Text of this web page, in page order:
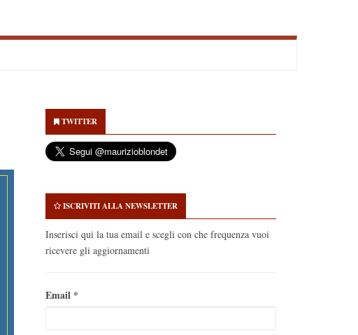
Sidebar
TWITTER
ISCRIVITI ALLA NEWSLETTER
Inserisci qui la tua email e scegli con che frequenza vuoi
ricevere gli aggiornamenti
Email *